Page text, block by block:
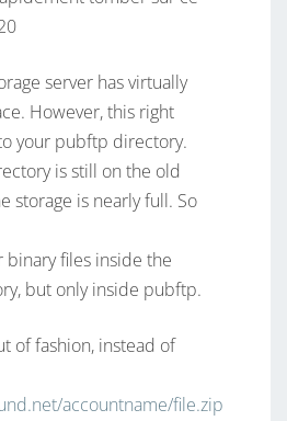
server has virtually
However, this right
your pubftp directory.
is still on the old
storage is nearly full. So
binary files inside the
but only inside pubftp.
of fashion, instead of
accountname/file.zip